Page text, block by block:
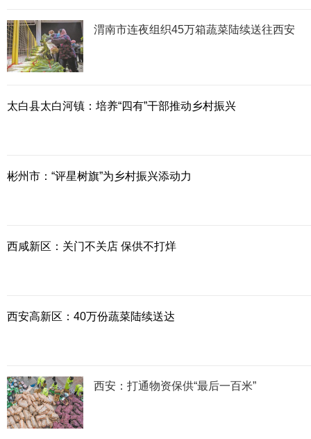
渭南市连夜组织45万箱蔬菜陆续送往西安
太白县太白河镇：培养“四有”干部推动乡村振兴
彬州市：“评星树旗”为乡村振兴添动力
西咸新区：关门不关店 保供不打烊
西安高新区：40万份蔬菜陆续送达
西安：打通物资保供“最后一百米”